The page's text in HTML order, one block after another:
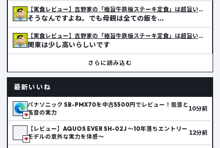
【実食レビュー】吉野家の「極旨牛鉄板ステーキ定食」は超旨い？硬い？臭い？味とコスパを検証します！
そうなんですよね。でも母親は全ての飯を…
【実食レビュー】吉野家の「極旨牛鉄板ステーキ定食」は超旨い？硬い？臭い？味とコスパを検証します！
関東は少し高いらしいです
さらに読み込む
最新いいね
パナソニック SB-PMX70を中古5500円でレビュー！低音と
高音の実力
10分前
【レビュー】AQUOS EVER SH-02J ～10年落ちエントリー
モデルの意外な実力を体感～
12分前